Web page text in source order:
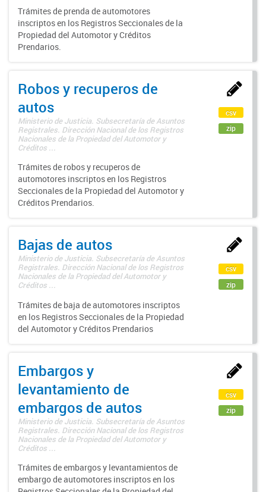
Trámites de prenda de automotores
inscriptos en los Registros Seccionales de la
Propiedad del Automotor y Créditos
Prendarios.
Robos y recuperos de
autos
Ministerio de Justicia. Subsecretaría de Asuntos
Registrales. Dirección Nacional de los Registros
Nacionales de la Propiedad del Automotor y
Créditos ...
Trámites de robos y recuperos de
automotores inscriptos en los Registros
Seccionales de la Propiedad del Automotor y
Créditos Prendarios.
csv
zip
Bajas de autos
Ministerio de Justicia. Subsecretaría de Asuntos
Registrales. Dirección Nacional de los Registros
Nacionales de la Propiedad del Automotor y
Créditos ...
Trámites de baja de automotores inscriptos
en los Registros Seccionales de la Propiedad
del Automotor y Créditos Prendarios
csv
zip
Embargos y
levantamiento de
embargos de autos
Ministerio de Justicia. Subsecretaría de Asuntos
Registrales. Dirección Nacional de los Registros
Nacionales de la Propiedad del Automotor y
Créditos ...
Trámites de embargos y levantamientos de
embargo de automotores inscriptos en los
csv
zip